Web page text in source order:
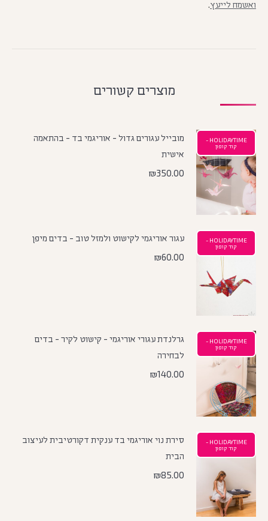
ואשמח לייעץ.
מוצרים קשורים
HOLIDAYTIME -
קוד קופון
מובייל עגורים גדול - אוריגמי בד - בהתאמה
אישית
₪350.00
HOLIDAYTIME -
קוד קופון
עגור אוריגמי לקישוט ולמזל טוב - בדים מיפן
₪60.00
HOLIDAYTIME -
קוד קופון
גרלנדת עגורי אוריגמי - קישוט לקיר - בדים
לבחירה
₪140.00
HOLIDAYTIME -
קוד קופון
סירת נוי אוריגמי בד ענקית דקורטיבית לעיצוב
הבית
₪85.00